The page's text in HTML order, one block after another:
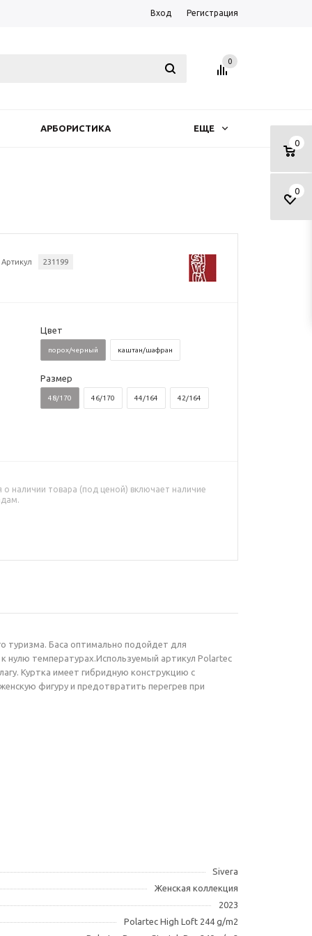
Вход Регистрация
0
0
0
АРБОРИСТИКА ЕЩЕ
Артикул 231199
Цвет
порох/черный каштан/шафран
Размер
48/170 46/170 44/164 42/164
наличии товара (под ценой) включает наличие
туризма. Баса оптимально подойдет для
нулю температурах.Используемый артикул Polartec
Куртка имеет гибридную конструкцию с
фигуру и предотвратить перегрев при
Sivera
Женская коллекция
2023
Polartec High Loft 244 g/m2